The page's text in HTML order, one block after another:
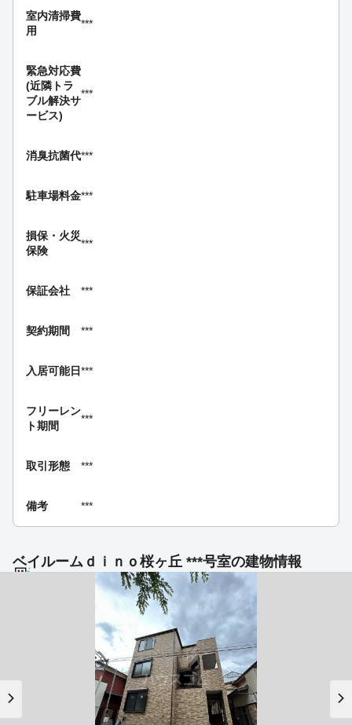
室内清掃費
用
***
緊急対応費
(近隣トラ
ブル解決サ
ービス)
***
消臭抗菌代***
駐車場料金***
損保・ 火災
保険
***
保証会社 ***
契約期間 ***
入居可能日***
フリーレン
ト期間
***
取引形態 ***
備考 ***
ベイルームｄｉｎｏ桜ヶ丘 ***号室の建物情報